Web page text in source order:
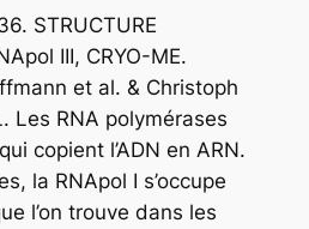
STRUCTURE
III, CRYO-ME.
et al. & Christoph
Les RNA polymérases
copient l’ADN en ARN.
la RNApol I s’occupe
l’on trouve dans les